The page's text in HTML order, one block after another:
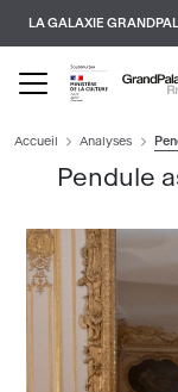
LA GALAXIE
Accueil Analyses
Pendule